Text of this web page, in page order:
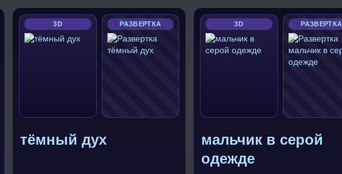
3D РАЗВЕРТКА
тёмный дух
3D РАЗВЕРТКА
мальчик в серой
одежде